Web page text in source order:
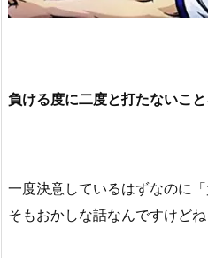
負ける度に二度と打たないこと
一度決意しているはずなのに
そもおかしな話なんですけどね